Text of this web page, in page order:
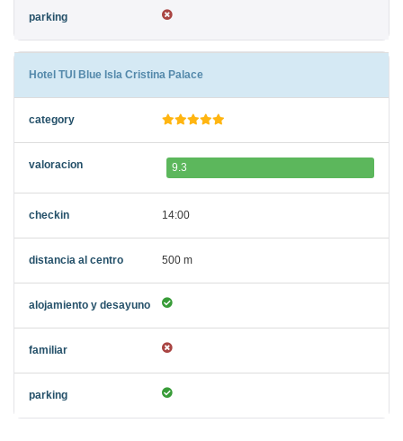
Hotel TUI Blue Isla Cristina Palace
9.3
14:00
500 m